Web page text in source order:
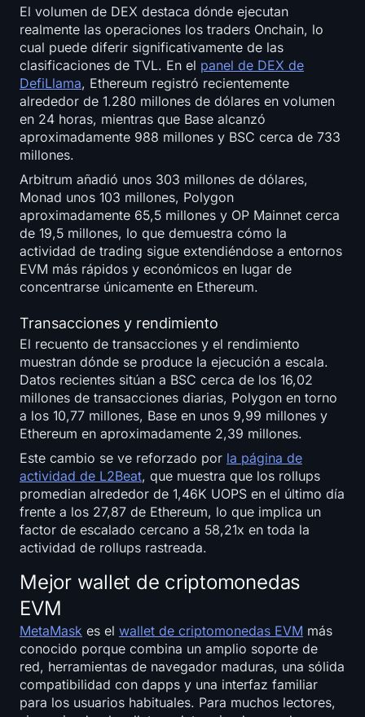
El volumen de DEX destaca dónde ejecutan
realmente las operaciones los traders Onchain, lo
cual puede diferir significativamente de las
clasificaciones de TVL. En el panel de DEX de
DefiLlama, Ethereum registró recientemente
alrededor de 1.280 millones de dólares en volumen
en 24 horas, mientras que Base alcanzó
aproximadamente 988 millones y BSC cerca de 733
millones.
Arbitrum añadió unos 303 millones de dólares,
Monad unos 103 millones, Polygon
aproximadamente 65,5 millones y OP Mainnet cerca
de 19,5 millones, lo que demuestra cómo la
actividad de trading sigue extendiéndose a entornos
EVM más rápidos y económicos en lugar de
concentrarse únicamente en Ethereum.
Transacciones y rendimiento
El recuento de transacciones y el rendimiento
muestran dónde se produce la ejecución a escala.
Datos recientes sitúan a BSC cerca de los 16,02
millones de transacciones diarias, Polygon en torno
a los 10,77 millones, Base en unos 9,99 millones y
Ethereum en aproximadamente 2,39 millones.
Este cambio se ve reforzado por la página de
actividad de L2Beat, que muestra que los rollups
promedian alrededor de 1,46K UOPS en el último día
frente a los 27,87 de Ethereum, lo que implica un
factor de escalado cercano a 58,21x en toda la
actividad de rollups rastreada.
Mejor wallet de criptomonedas
EVM
MetaMask es el wallet de criptomonedas EVM más
conocido porque combina un amplio soporte de
red, herramientas de navegador maduras, una sólida
compatibilidad con dapps y una interfaz familiar
para los usuarios habituales. Para muchos lectores,